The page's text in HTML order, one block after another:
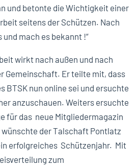
und betonte die Wichtigkeit einer
seitens der Schützen. Nach
und mach es bekannt !“
wirkt nach außen und nach
Gemeinschaft. Er teilte mit, dass
BTSK nun online sei und ersuchte
anzuschauen. Weiters ersuchte
für das neue Mitgliedermagazin
wünschte der Talschaft Pontlatz
erfolgreiches Schützenjahr. Mit
zum